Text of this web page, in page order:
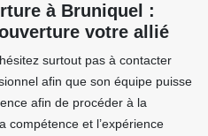
à Bruniquel :
votre allié
surtout pas à contacter
afin que son équipe puisse
afin de procéder à la
compétence et l’expérience